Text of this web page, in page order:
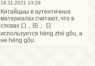
18.11.2021 13:29
Китайцыы в аутентичных
материалах считают, что в
словах 口，田， 日
используется héng zhé gõu, а
не héng gõu.